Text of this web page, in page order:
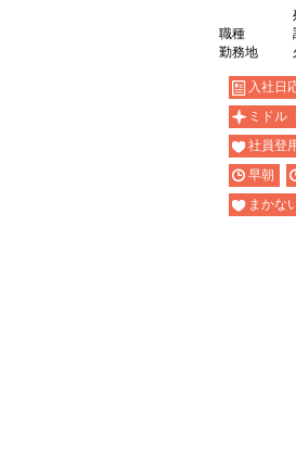
職種
勤務地
入社日
ミドル
社員登
早朝
まかな